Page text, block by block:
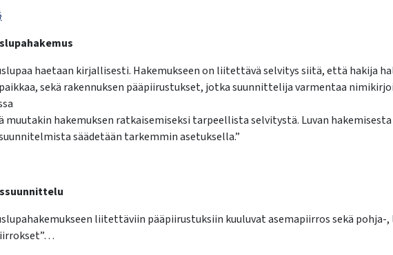
haetaan kirjallisesti. Hakemukseen on liitettävä selvitys siitä, että hakija
sekä rakennuksen pääpiirustukset, jotka suunnittelija varmentaa
muutakin hakemuksen ratkaisemiseksi tarpeellista selvitystä. Luvan
säädetään tarkemmin asetuksella.”
liitettäviin pääpiirustuksiin kuuluvat asemapiirros sekä pohja-,